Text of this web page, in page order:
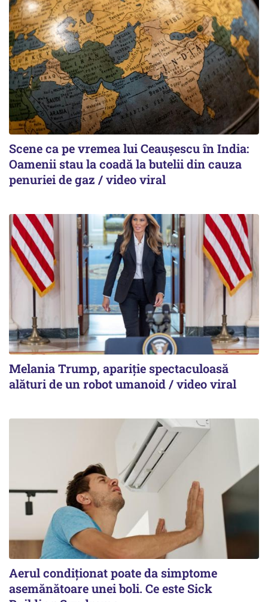
Scene ca pe vremea lui Ceaușescu în India:
Oamenii stau la coadă la butelii din cauza
penuriei de gaz / video viral
Melania Trump, apariție spectaculoasă
alături de un robot umanoid / video viral
Aerul condiționat poate da simptome
asemănătoare unei boli. Ce este Sick